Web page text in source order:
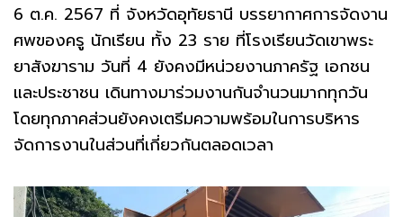
6 ต.ค. 2567 ที่ จังหวัดอุทัยธานี บรรยากาศการจัดงาน
ศพของครู นักเรียน ทั้ง 23 ราย ที่โรงเรียนวัดเขาพระ
ยาสังฆาราม วันที่ 4 ยังคงมีหน่วยงานภาครัฐ เอกชน
และประชาชน เดินทางมาร่วมงานกันจำนวนมากทุกวัน
โดยทุกภาคส่วนยังคงเตรีมความพร้อมในการบริหาร
จัดการงานในส่วนที่เกี่ยวกันตลอดเวลา